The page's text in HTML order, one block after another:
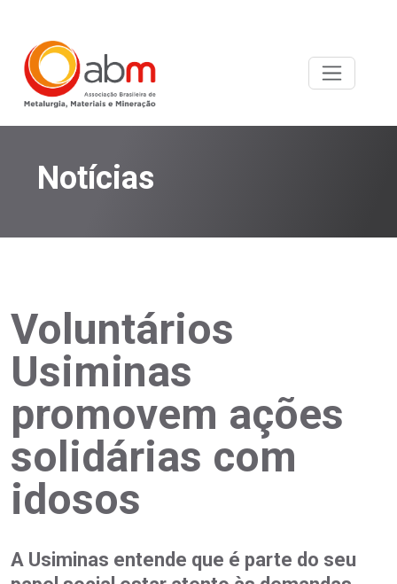
Notícias
Voluntários
Usiminas
promovem ações
solidárias com
idosos
A Usiminas entende que é parte do seu